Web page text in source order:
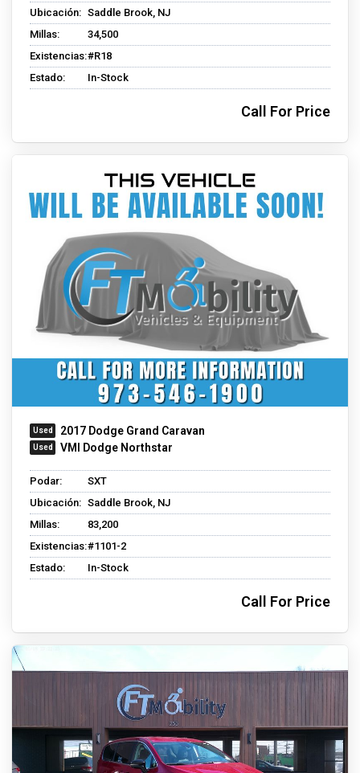
Ubicación: Saddle Brook, NJ
Millas:
34,500
Existencias:#R18
Estado:
In-Stock
Call For Price
2017 Dodge Grand Caravan
VMI Dodge Northstar
Podar:
SXT
Ubicación: Saddle Brook, NJ
Millas:
83,200
Existencias:#1101-2
Estado:
In-Stock
Call For Price